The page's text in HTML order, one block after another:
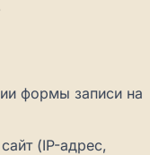
формы записи на
(IP-адрес,